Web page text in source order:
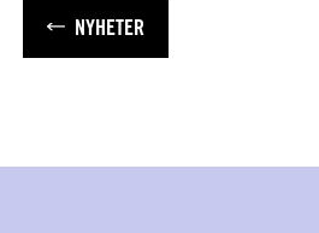
NYHETER